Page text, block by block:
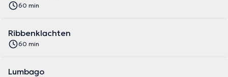
60 min
Ribbenklachten
60 min
Lumbago